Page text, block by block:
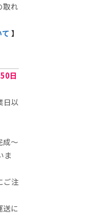
取れ
】
日
日以
成～
ま
ご注
に